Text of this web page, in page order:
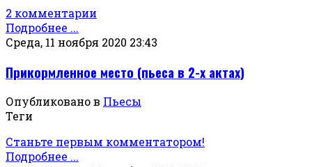
2 комментарии
Подробнее ...
Среда, 11 ноября 2020 23:43
Прикормленное место (пьеса в 2-х актах)
Опубликовано в Пьесы
Теги
Станьте первым комментатором!
Подробнее ...